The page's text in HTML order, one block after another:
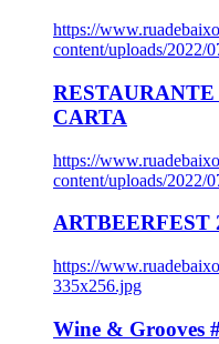
https://
content/uploads/2022/
CARTA
https://
content/uploads/2022/
ARTBEERFEST
https://
335x256.jpg
Wine & Grooves